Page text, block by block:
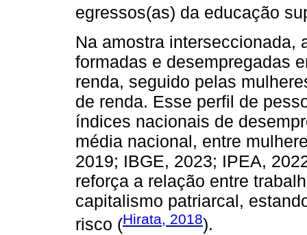
egressos(as) da educação
Na amostra interseccionada,
formadas e desempregadas
renda, seguido pelas
de renda. Esse perfil de
índices nacionais de
média nacional, entre
2019; IBGE, 2023; IPEA,
reforça a relação entre
capitalismo patriarcal,
risco (Hirata, 2018).